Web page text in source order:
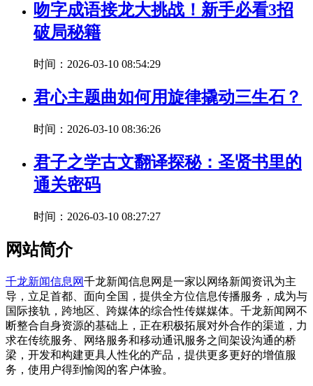
吻字成语接龙大挑战！新手必看3招
破局秘籍
时间：2026-03-10 08:54:29
君心主题曲如何用旋律撬动三生石？
时间：2026-03-10 08:36:26
君子之学古文翻译探秘：圣贤书里的
通关密码
时间：2026-03-10 08:27:27
网站简介
千龙新闻信息网千龙新闻信息网是一家以网络新闻资讯为主
导，立足首都、面向全国，提供全方位信息传播服务，成为与
国际接轨，跨地区、跨媒体的综合性传媒媒体。千龙新闻网不
断整合自身资源的基础上，正在积极拓展对外合作的渠道，力
求在传统服务、网络服务和移动通讯服务之间架设沟通的桥
梁，开发和构建更具人性化的产品，提供更多更好的增值服
务，使用户得到愉阅的客户体验。